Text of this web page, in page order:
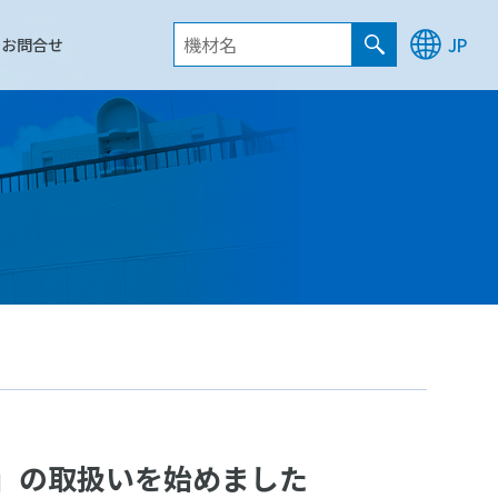
お問合せ JP
の取扱いを始めました